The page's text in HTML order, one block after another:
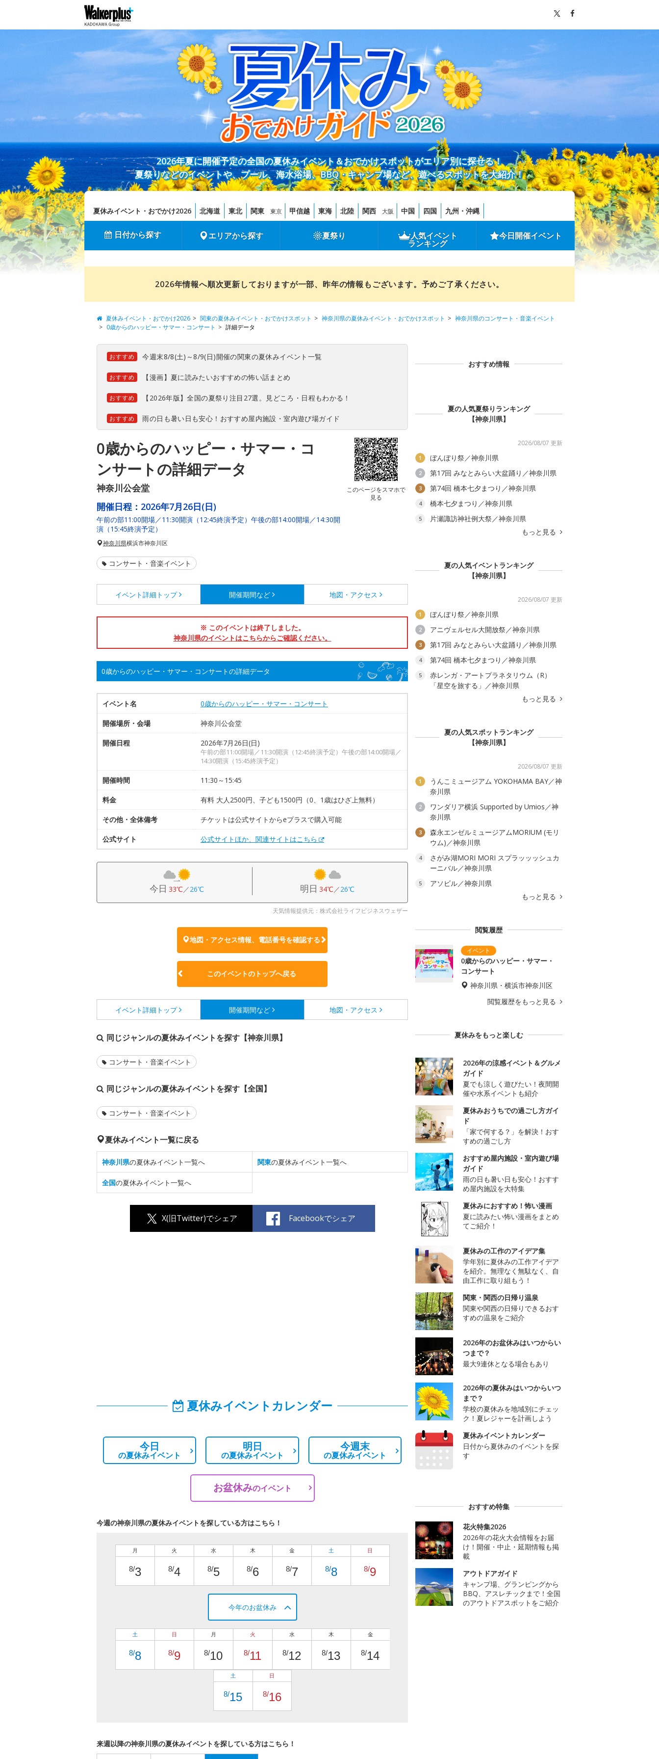
2026年夏に開催予定の全国の夏休みイベント＆おでかけスポットがエリア別に探せる！
夏祭りなどのイベントや、プール、海水浴場、BBQ・キャンプ場など、遊べるスポットを大紹介！
夏休みイベント・おでかけ2026 北海道 東北 関東 東京 甲信越 東海 北陸 関西 大阪 中国 四国 九州・沖縄
日付から探す エリアから探す 夏祭り 人気イベント
ランキング
今日開催イベント
2026年情報へ順次更新しておりますが一部、昨年の情報もございます。予めご了承ください。
夏休みイベント・おでかけ2026 関東の夏休みイベント・おでかけスポット 神奈川県の夏休みイベント・おでかけスポット
神奈川県のコンサート・音楽イベント
0歳からのハッピー・サマー・コンサート
詳細データ
おすすめ 今週末8/8(土)～8/9(日)開催の関東の夏休みイベント一覧
おすすめ 【漫画】夏に読みたいおすすめの怖い話まとめ
おすすめ 【2026年版】全国の夏祭り注目27選。見どころ・日程もわかる！
おすすめ 雨の日も暑い日も安心！おすすめ屋内施設・室内遊び場ガイド
0歳からのハッピー・サマー・コ
ンサートの詳細データ
神奈川公会堂
このページをスマホで
見る
開催日程： 2026年7月26日(日)
午前の部11:00開場／11:30開演（12:45終演予定）午後の部14:00開場／14:30開
演（15:45終演予定）
神奈川県横浜市神奈川区
コンサート・音楽イベント
イベント詳細 トップ 開催期間など 地図・アクセス
※ このイベントは終了しました。
神奈川県のイベントはこちらからご確認ください。
0歳からのハッピー・サマー・コンサートの詳細データ
イベント名 0歳からのハッピー・サマー・コンサート
開催場所・会場 神奈川公会堂
開催日程 2026年7月26日(日)
午前の部11:00開場／11:30開演（12:45終演予定）午後の部14:00開場／
14:30開演（15:45終演予定）
開催時間 11:30～15:45
料金 有料 大人2500円、子ども1500円（0、1歳はひざ上無料）
その他・全体備考 チケットは公式サイトからeプラスで購入可能
公式サイト 公式サイトほか、関連サイトはこちら
今日 33℃／26℃ 明日 34℃／26℃
天気情報提供元：株式会社ライフビジネスウェザー
地図・アクセス情報、電話番号を確認する
このイベントのトップへ戻る
イベント詳細 トップ 開催期間など 地図・アクセス
同じジャンルの夏休みイベントを探す【神奈川県】
コンサート・音楽イベント
同じジャンルの夏休みイベントを探す【全国】
コンサート・音楽イベント
夏休みイベント一覧に戻る
神奈川県の夏休みイベント一覧へ 関東の夏休みイベント一覧へ
全国の夏休みイベント一覧へ
X(旧Twitter)でシェア Facebookでシェア
夏休みイベントカレンダー
今日
の夏休みイベント
明日
の夏休みイベント
今週末
の夏休みイベント
お盆休みのイベント
今週の神奈川県の夏休みイベントを探している方はこちら！
月
8/3
火
8/4
水
8/5
木
8/6
金
8/7
土
8/8
日
8/9
今年のお盆休み
土
8/8
日
8/9
月
8/10
火
8/11
水
8/12
木
8/13
金
8/14
土
8/15
日
8/16
来週以降の神奈川県の夏休みイベントを探している方はこちら！
おすすめ情報
夏の人気夏祭りランキング
【神奈川県】
2026/08/07 更新
1 ぼんぼり祭／神奈川県
2 第17回 みなとみらい大盆踊り／神奈川県
3 第74回 橋本七夕まつり／神奈川県
4 橋本七夕まつり／神奈川県
5
片瀬諏訪神社例大祭／神奈川県
もっと見る
夏の人気イベントランキング
【神奈川県】
2026/08/07 更新
1 ぼんぼり祭／神奈川県
2 アニヴェルセル大開放祭／神奈川県
3 第17回 みなとみらい大盆踊り／神奈川県
4 第74回 橋本七夕まつり／神奈川県
5
赤レンガ・アートプラネタリウム（R）
「星空を旅する」／神奈川県
もっと見る
夏の人気スポットランキング
【神奈川県】
2026/08/07 更新
1
うんこミュージアム YOKOHAMA BAY／神
奈川県
2
ワンダリア横浜 Supported by Umios／神
奈川県
3
森永エンゼルミュージアムMORIUM (モリ
ウム)／神奈川県
4
さがみ湖MORI MORI スプラッッッシュカ
ーニバル／神奈川県
5
アソビル／神奈川県
もっと見る
閲覧履歴
0歳からのハッピー・サマー・
コンサート
神奈川県・横浜市神奈川区
閲覧履歴をもっと見る
夏休みをもっと楽しむ
2026年の涼感イベント＆グルメ
ガイド
夏でも涼しく遊びたい！夜間開
催や水系イベントも紹介
夏休みおうちでの過ごし方ガイ
ド
「家で何する？」を解決！おす
すめの過ごし方
おすすめ屋内施設・室内遊び場
ガイド
雨の日も暑い日も安心！おすす
め屋内施設を大特集
夏休みにおすすめ！怖い漫画
夏に読みたい怖い漫画をまとめ
てご紹介！
夏休みの工作のアイデア集
学年別に夏休みの工作アイデア
を紹介。無理なく無駄なく、自
由工作に取り組もう！
関東・関西の日帰り温泉
関東や関西の日帰りできるおす
すめの温泉をご紹介
2026年のお盆休みはいつからい
つまで？
最大9連休となる場合もあり
2026年の夏休みはいつからいつ
まで？
学校の夏休みを地域別にチェッ
ク！夏レジャーを計画しよう
夏休みイベントカレンダー
日付から夏休みのイベントを探
す
おすすめ特集
花火特集2026
2026年の花火大会情報をお届
け！開催・中止・延期情報も掲
載
アウトドアガイド
キャンプ場、グランピングから
BBQ、アスレチックまで！全国
のアウトドアスポットをご紹介